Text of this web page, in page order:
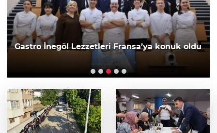
Gastro İnegöl Lezzetleri Fransa’ya konuk oldu